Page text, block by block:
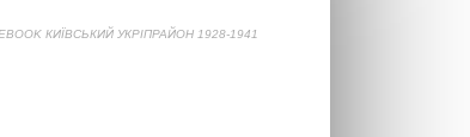
КИЇВСЬКИЙ УКРІПРАЙОН 1928-1941